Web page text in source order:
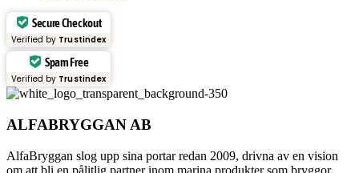
Secure Checkout
Verified by Trustindex
Spam Free
Verified by Trustindex
ALFABRYGGAN AB
AlfaBryggan slog upp sina portar redan 2009, drivna av en vision
om att bli en pålitlig partner inom marina produkter som bryggor,